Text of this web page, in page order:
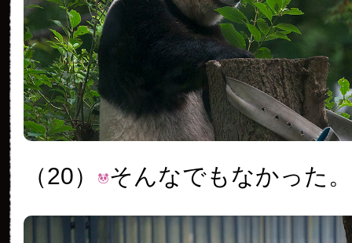
（20） そんなでもなかった。